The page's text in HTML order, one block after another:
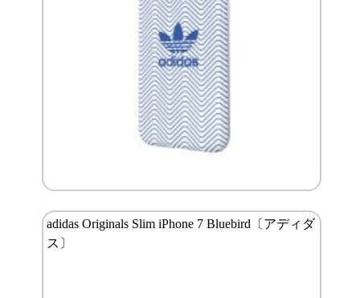
adidas Originals Slim iPhone 7 Bluebird〔アディダ
ス〕